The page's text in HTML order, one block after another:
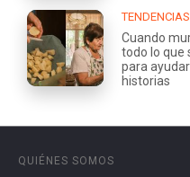
TENDENCIAS
Cuando
todo lo que
para
historias
QUIÉNES SOMOS